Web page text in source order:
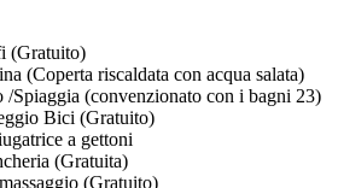
(Gratuito)
(Coperta riscaldata con acqua salata)
/Spiaggia (convenzionato con i bagni 23)
Bici (Gratuito)
a gettoni
(Gratuita)
(Gratuito)